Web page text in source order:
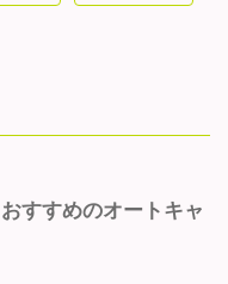
おすすめのオートキャ